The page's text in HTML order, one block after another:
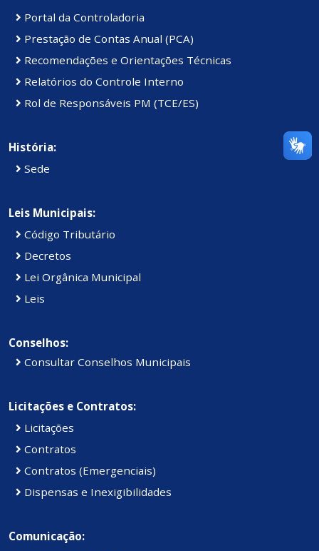
Portal da Controladoria
Prestação de Contas Anual (PCA)
Recomendações e Orientações Técnicas
Relatórios do Controle Interno
Rol de Responsáveis PM (TCE/ES)
História:
Sede
Leis Municipais:
Código Tributário
Decretos
Lei Orgânica Municipal
Leis
Conselhos:
Consultar Conselhos Municipais
Licitações e Contratos:
Licitações
Contratos
Contratos (Emergenciais)
Dispensas e Inexigibilidades
Comunicação: